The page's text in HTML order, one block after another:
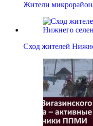
Жители
Сход жителей